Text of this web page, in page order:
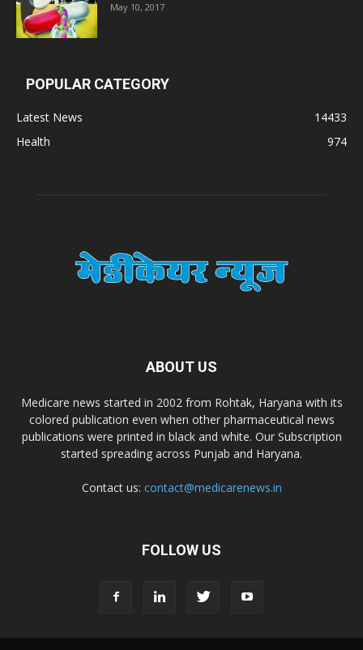
May 10, 2017
POPULAR CATEGORY
Latest News
14433
Health
974
ABOUT US
Medicare news started in 2002 from Rohtak, Haryana with its
colored publication even when other pharmaceutical news
publications were printed in black and white. Our Subscription
started spreading across Punjab and Haryana.
Contact us: contact@medicarenews.in
FOLLOW US